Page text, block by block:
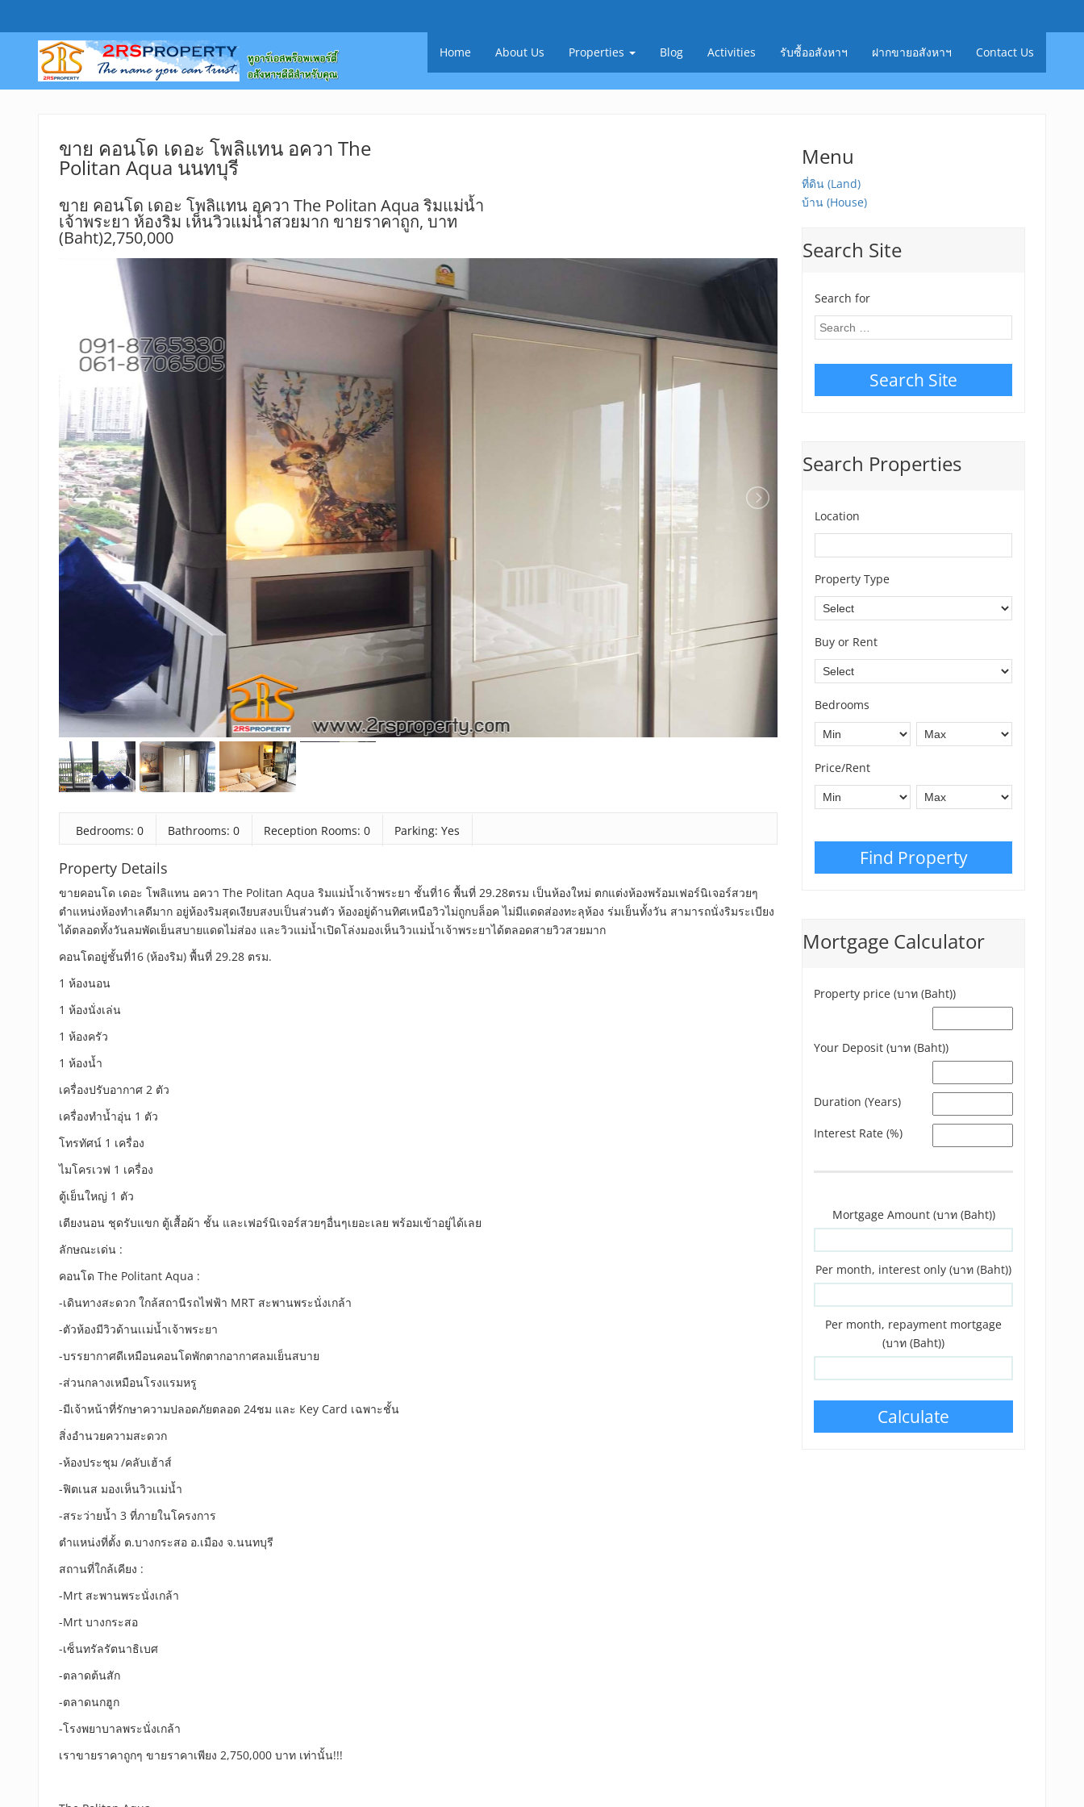
Home About Us Properties Blog Activities รับซื้ออสังหาฯ ฝากขายอสังหาฯ Contact Us
Menu
ที่ดิน (Land)
บ้าน (House)
Search Site
Search for
Search Site
Search Properties
Location
Property Type
Buy or Rent
Bedrooms
Price/Rent
Find Property
Mortgage Calculator
Property price (บาท (Baht))
Your Deposit (บาท (Baht))
Duration (Years)
Interest Rate (%)
Mortgage Amount (บาท (Baht))
Per month, interest only (บาท (Baht))
Per month, repayment mortgage
(บาท (Baht))
Calculate
ขาย คอนโด เดอะ โพลิแทน อควา The
Politan Aqua นนทบุรี
ขาย คอนโด เดอะ โพลิแทน อควา The Politan Aqua ริมแม่น้ำ
เจ้าพระยา ห้องริม เห็นวิวแม่น้ำสวยมาก ขายราคาถูก, บาท
(Baht)2,750,000
Bedrooms: 0 Bathrooms: 0 Reception Rooms: 0 Parking: Yes
Property Details
ขายคอนโด เดอะ โพลิแทน อควา The Politan Aqua ริมแม่น้ำเจ้าพระยา ชั้นที่16 พื้นที่ 29.28ตรม เป็นห้องใหม่ ตกแต่งห้องพร้อมเฟอร์นิเจอร์สวยๆ
ตำแหน่งห้องทำเลดีมาก อยู่ห้องริมสุดเงียบสงบเป็นส่วนตัว ห้องอยู่ด้านทิศเหนือวิวไม่ถูกบล็อค ไม่มีแดดส่องทะลุห้อง ร่มเย็นทั้งวัน สามารถนั่งริมระเบียง
ได้ตลอดทั้งวันลมพัดเย็นสบายแดดไม่ส่อง และวิวแม่น้ำเปิดโล่งมองเห็นวิวแม่น้ำเจ้าพระยาได้ตลอดสายวิวสวยมาก
คอนโดอยู่ชั้นที่16 (ห้องริม) พื้นที่ 29.28 ตรม.
1 ห้องนอน
1 ห้องนั่งเล่น
1 ห้องครัว
1 ห้องน้ำ
เครื่องปรับอากาศ 2 ตัว
เครื่องทำน้ำอุ่น 1 ตัว
โทรทัศน์ 1 เครื่อง
ไมโครเวฟ 1 เครื่อง
ตู้เย็นใหญ่ 1 ตัว
เตียงนอน ชุดรับแขก ตู้เสื้อผ้า ชั้น และเฟอร์นิเจอร์สวยๆอื่นๆเยอะเลย พร้อมเข้าอยู่ได้เลย
ลักษณะเด่น :
คอนโด The Politant Aqua :
-เดินทางสะดวก ใกล้สถานีรถไฟฟ้า MRT สะพานพระนั่งเกล้า
-ตัวห้องมีวิวด้านเเม่น้ำเจ้าพระยา
-บรรยากาศดีเหมือนคอนโดพักตากอากาศลมเย็นสบาย
-ส่วนกลางเหมือนโรงแรมหรู
-มีเจ้าหน้าที่รักษาความปลอดภัยตลอด 24ชม และ Key Card เฉพาะชั้น
สิ่งอำนวยความสะดวก
-ห้องประชุม /คลับเฮ้าส์
-ฟิตเนส มองเห็นวิวเเม่น้ำ
-สระว่ายน้ำ 3 ที่ภายในโครงการ
ตำแหน่งที่ตั้ง ต.บางกระสอ อ.เมือง จ.นนทบุรี
สถานที่ใกล้เคียง :
-Mrt สะพานพระนั่งเกล้า
-Mrt บางกระสอ
-เซ็นทรัลรัตนาธิเบศ
-ตลาดต้นสัก
-ตลาดนกฮูก
-โรงพยาบาลพระนั่งเกล้า
เราขายราคาถูกๆ ขายราคาเพียง 2,750,000 บาท เท่านั้น!!!